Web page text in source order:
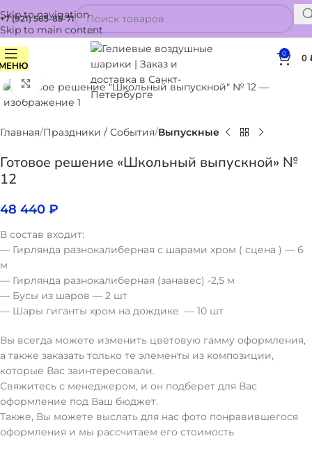
Skip to navigation
Skip to main content
+7 (921) 565-85-71
0 0
Нажмите, чтобы увеличить
Главная Праздники / События Выпускные
Готовое решение «Школьный выпускной» №
12
48 440 ₽
В состав входит:
— Гирлянда разнокалиберная с шарами хром ( сцена ) — 6
м
— Гирлянда разнокалиберная (занавес) -2,5 м
— Бусы из шаров — 2 шт
— Шары гиганты хром на дождике — 10 шт
Вы всегда можете изменить цветовую гамму оформления,
а также заказать только те элементы из композиции,
которые Вас заинтересовали.
Свяжитесь с менеджером, и он подберет для Вас
оформление под Ваш бюджет.
Также, Вы можете выслать для нас фото понравившегося
оформления и мы рассчитаем его стоимость